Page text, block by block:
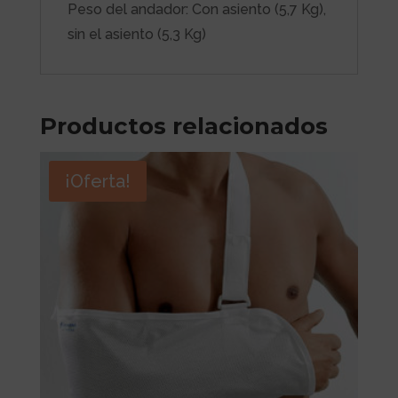
Peso del andador: Con asiento (5,7 Kg),
sin el asiento (5,3 Kg)
Productos relacionados
¡Oferta!